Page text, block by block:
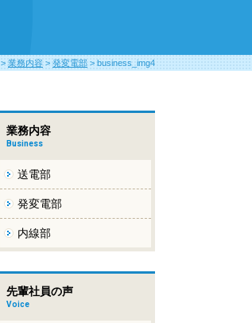
> 業務内容 > 発変電部 > business_img4
業務内容
Business
送電部
発変電部
内線部
先輩社員の声
Voice